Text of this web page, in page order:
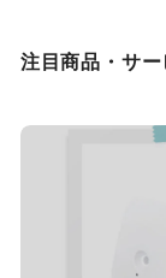
注目商品・サー